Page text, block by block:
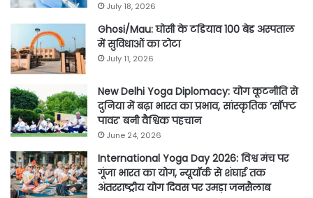
July 18, 2026
Ghosi/Mau: घोसी के टडियाव 100 बेड अस्पताल
में सुविधाओं का टोटा
July 11, 2026
New Delhi Yoga Diplomacy: योग कूटनीति से
दुनिया में बढ़ा भारत का प्रभाव, सांस्कृतिक ‘सॉफ्ट
पावर’ बनी वैश्विक पहचान
June 24, 2026
International Yoga Day 2026: विश्व मंच पर
गूंजा भारत का योग, न्यूयॉर्क से शंघाई तक
अंतरराष्ट्रीय योग दिवस पर उमड़ा जनसैलाब